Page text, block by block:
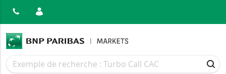
Recherche
Recherche